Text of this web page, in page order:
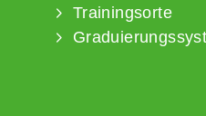
Trainingsorte